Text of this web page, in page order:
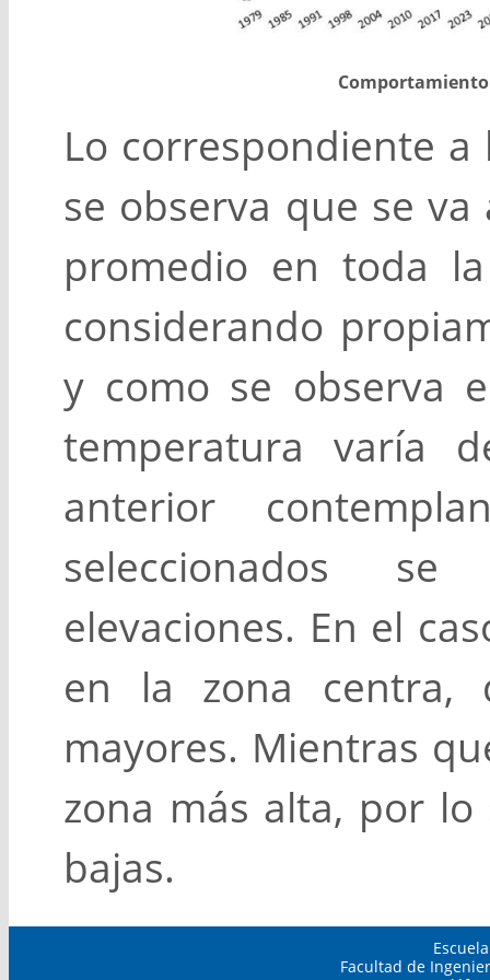
Lo correspondiente
se observa que se
promedio en toda
considerando
y como se observa
temperatura varía
anterior
seleccionados
elevaciones. En el
en la zona centra,
mayores. Mientras
zona más alta, por
bajas.
Facultad de